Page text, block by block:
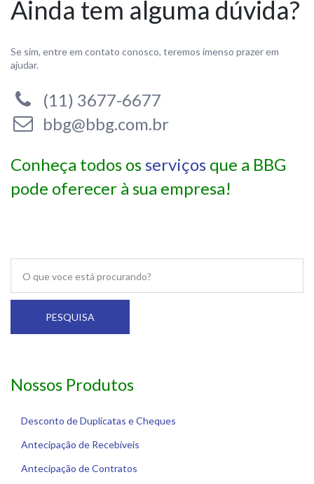
Ainda tem alguma dúvida?
Se sim, entre em contato conosco, teremos imenso prazer em
ajudar.
(11) 3677-6677
bbg@bbg.com.br
Conheça todos osserviços que a BBG
pode oferecer à sua empresa!
PESQUISA
Nossos Produtos
Desconto de Duplicatas e Cheques
Antecipação de Recebíveis
Antecipação de Contratos